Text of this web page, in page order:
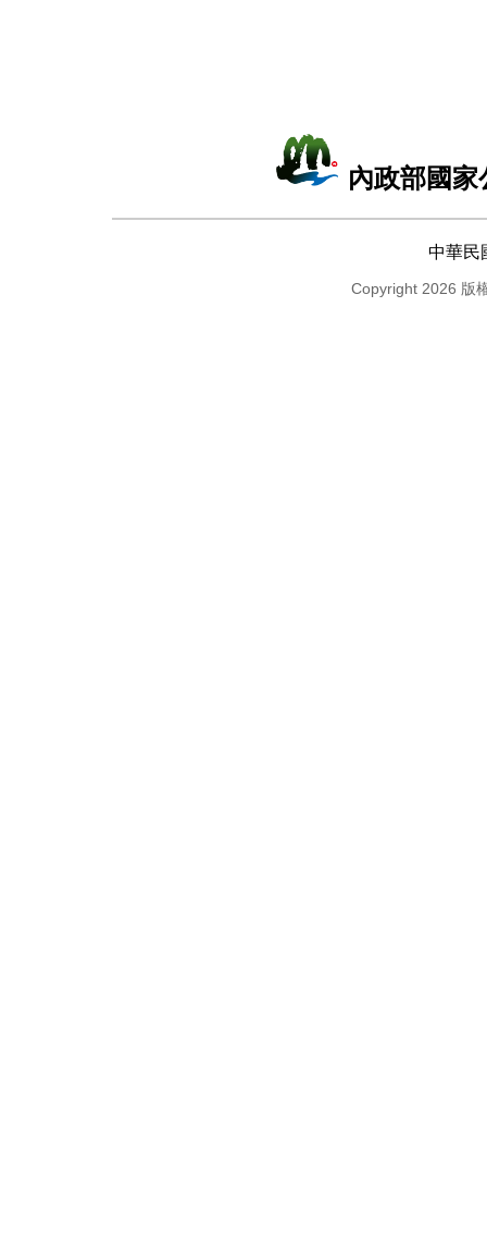
內政部國
中華民
Copyright 2026 版